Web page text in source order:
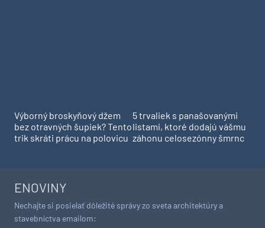
Výborný broskyňový džem
bez otravných šupiek? Tento
trik skráti prácu na polovicu
5 trvaliek s panašovanými
listami, ktoré dodajú vášmu
záhonu celosezónny šmrnc
ENOVINY
Nechajte si posielať dôležité správy zo sveta architektúry a
stavebníctva emailom: